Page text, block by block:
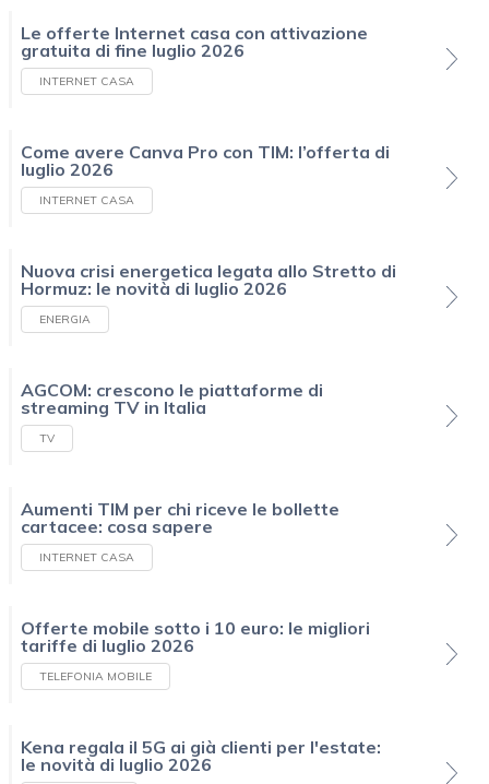
Le offerte Internet casa con attivazione
gratuita di fine luglio 2026
INTERNET CASA
Come avere Canva Pro con TIM: l’offerta di
luglio 2026
INTERNET CASA
Nuova crisi energetica legata allo Stretto di
Hormuz: le novità di luglio 2026
ENERGIA
AGCOM: crescono le piattaforme di
streaming TV in Italia
TV
Aumenti TIM per chi riceve le bollette
cartacee: cosa sapere
INTERNET CASA
Offerte mobile sotto i 10 euro: le migliori
tariffe di luglio 2026
TELEFONIA MOBILE
Kena regala il 5G ai già clienti per l'estate:
le novità di luglio 2026